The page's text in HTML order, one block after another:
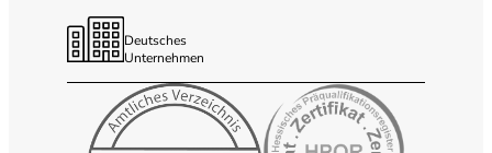
Deutsches
Unternehmen